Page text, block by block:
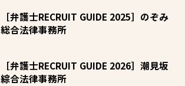
［弁護士RECRUIT GUIDE 2025］のぞみ
総合法律事務所
［弁護士RECRUIT GUIDE 2026］潮見坂
綜合法律事務所